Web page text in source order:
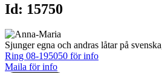
Id: 15750
Sjunger egna och andras låtar på
Ring 08-195050 för info
Maila för info